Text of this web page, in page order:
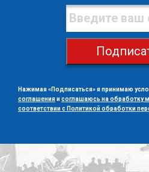
Нажимая «Подписаться» я принимаю
соглашенияисоглашаюсь на обработку
соответствии с Политикой обработки